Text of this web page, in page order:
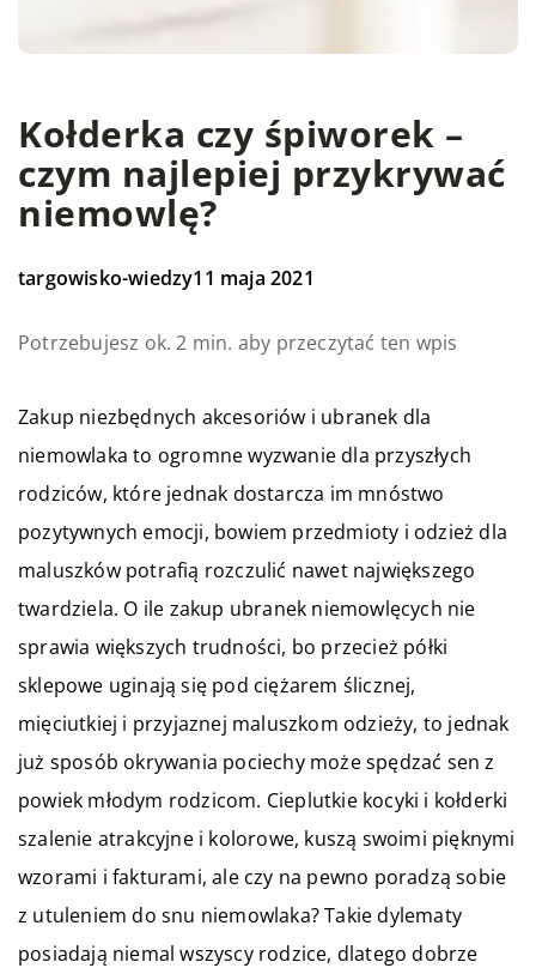
Kołderka czy śpiworek –
czym najlepiej przykrywać
niemowlę?
targowisko-wiedzy11 maja 2021
Potrzebujesz ok. 2 min. aby przeczytać ten wpis
Zakup niezbędnych akcesoriów i ubranek dla
niemowlaka to ogromne wyzwanie dla przyszłych
rodziców, które jednak dostarcza im mnóstwo
pozytywnych emocji, bowiem przedmioty i odzież dla
maluszków potrafią rozczulić nawet największego
twardziela. O ile zakup ubranek niemowlęcych nie
sprawia większych trudności, bo przecież półki
sklepowe uginają się pod ciężarem ślicznej,
mięciutkiej i przyjaznej maluszkom odzieży, to jednak
już sposób okrywania pociechy może spędzać sen z
powiek młodym rodzicom. Cieplutkie kocyki i kołderki
szalenie atrakcyjne i kolorowe, kuszą swoimi pięknymi
wzorami i fakturami, ale czy na pewno poradzą sobie
z utuleniem do snu niemowlaka? Takie dylematy
posiadają niemal wszyscy rodzice, dlatego dobrze